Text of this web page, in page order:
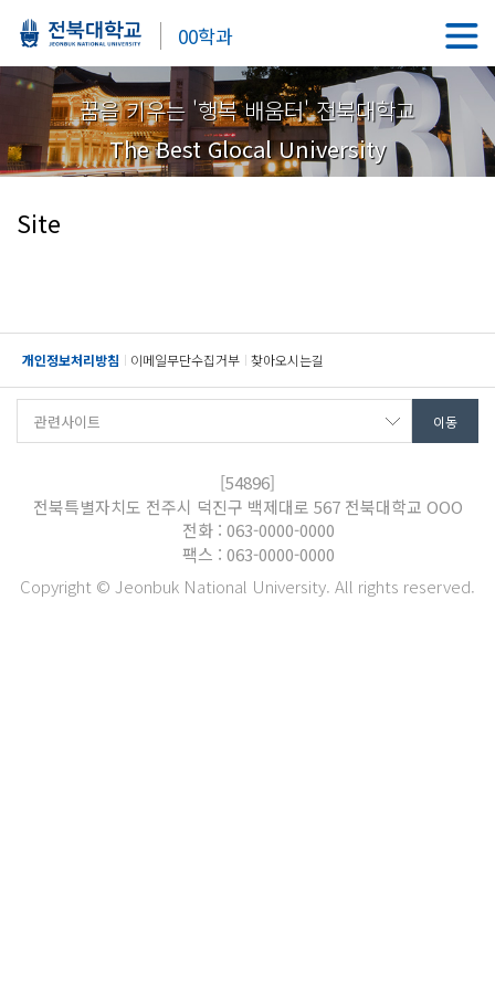
00학과
꿈을 키우는 '행복 배움터' 전북대학교
The Best Glocal University
Site
개인정보처리방침 이메일무단수집거부 찾아오시는길
[54896]
전북특별자치도 전주시 덕진구 백제대로 567 전북대학교 OOO
전화 : 063-0000-0000
팩스 : 063-0000-0000
Copyright © Jeonbuk National University. All rights reserved.